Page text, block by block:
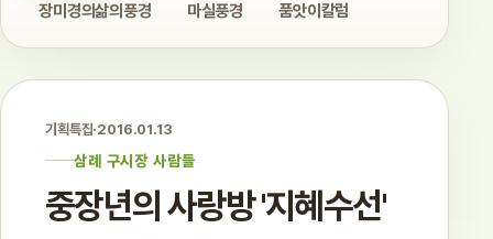
장미경의삶의풍경 마실풍경 품앗이칼럼
기획특집·2016.01.13
삼례 구시장 사람들
중장년의 사랑방 '지혜수선'